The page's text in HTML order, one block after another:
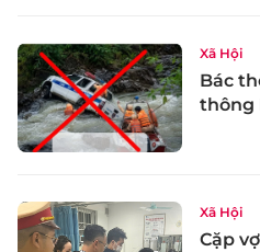
Xã Hội
Bác
thông
Xã Hội
Cặp